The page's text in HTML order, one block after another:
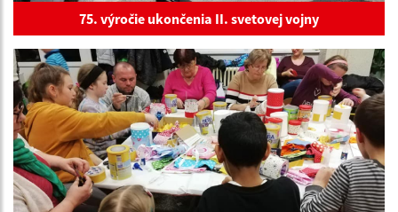
75. výročie ukončenia II. svetovej vojny